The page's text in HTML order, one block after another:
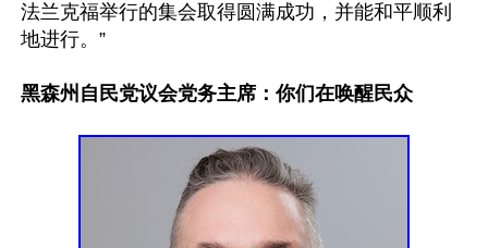
法兰克福举行的集会取得圆满成功，并能和平顺利
地进行。”
黑森州自民党议会党务主席：你们在唤醒民众